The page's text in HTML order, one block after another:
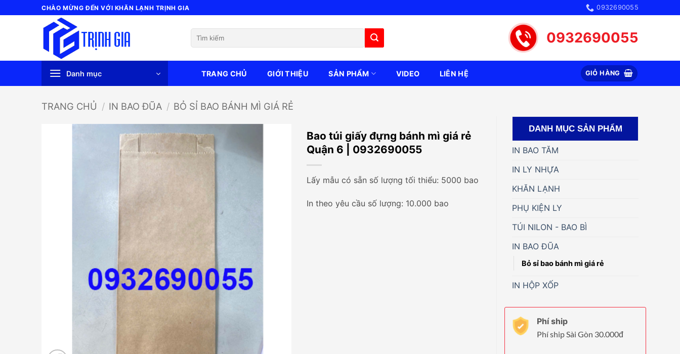
qua
CHÀO MỪNG ĐẾN VỚI KHĂN LẠNH TRỊNH GIA 0932690055
kiếm:
0932690055
Danh mục TRANG CHỦ GIỚI THIỆU SẢN PHẨM VIDEO LIÊN HỆ GIỎ HÀNG
TRANG CHỦ / IN BAO ĐŨA / BỎ SỈ BAO BÁNH MÌ GIÁ RẺ
DANH MỤC SẢN PHẨM
IN BAO TĂM
IN LY NHỰA
KHĂN LẠNH
PHỤ KIỆN LY
TÚI NILON - BAO BÌ
IN BAO ĐŨA
Bỏ sỉ bao bánh mì giá rẻ
IN HỘP XỐP
Phí ship
Phí ship Sài Gòn 30.000đ
Bao túi giấy đựng bánh mì giá rẻ
Quận 6 | 0932690055
Lấy mẫu có sẵn số lượng tối thiểu: 5000 bao
In theo yêu cầu số lượng: 10.000 bao